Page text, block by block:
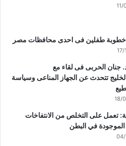
11/
: خطوبة طفلين فى احدى محافظات مصر
17/
جنان الحربى فى لقاء مع
تتحدث عن الجهاز المناعى وسياسة
18/
تعمل على التخلص من الانتفاخات
الموجودة في البطن
04/